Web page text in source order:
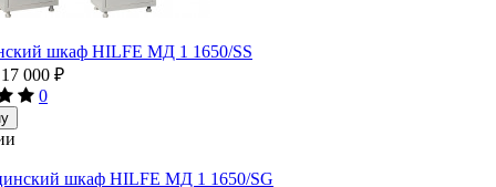
шкаф HILFE МД 1 1650/SS
17 000 ₽
0